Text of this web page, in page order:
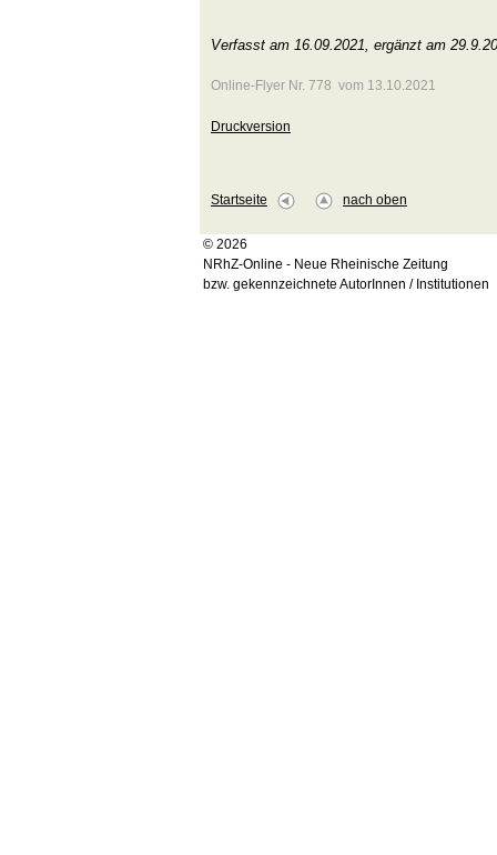
Verfasst am 16.09.2021, ergänzt am
Online-Flyer Nr. 778 vom 13.10.2021
Druckversion
Startseite nach oben
© 2026
NRhZ-Online - Neue Rheinische Zeitung
bzw. gekennzeichnete AutorInnen / Institutionen